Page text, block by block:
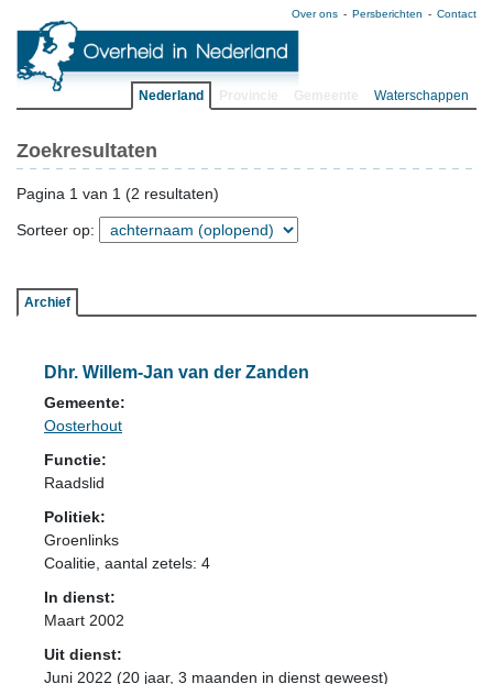
Over ons Persberichten Contact
Nederland Waterschappen
Zoekresultaten
Pagina 1 van 1 (2 resultaten)
Sorteer op:
Archief
Dhr. Willem-Jan van der Zanden
Gemeente:
Oosterhout
Functie:
Raadslid
Politiek:
Groenlinks
Coalitie , aantal zetels: 4
In dienst:
Maart 2002
Uit dienst:
Juni 2022 (20 jaar, 3 maanden in dienst geweest)